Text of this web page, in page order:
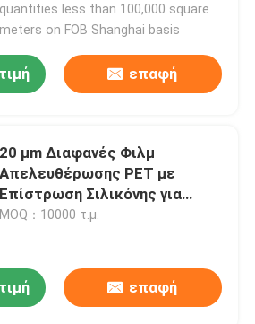
quantities less than 100,000 square
meters on FOB Shanghai basis
επαφή
20 μm Διαφανές Φιλμ
Απελευθέρωσης PET με
Επίστρωση Σιλικόνης για
Θερμική ή UV Σκλήρυνση για
MOQ：10000 τ.μ.
επαφή